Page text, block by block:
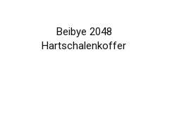
Beibye 2048
Hartschalenkoffer